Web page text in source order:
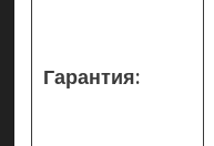
Гарантия: